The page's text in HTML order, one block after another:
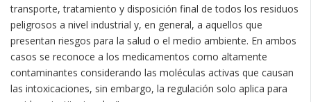
transporte, tratamiento y disposición final de todos los residuos
peligrosos a nivel industrial y, en general, a aquellos que
presentan riesgos para la salud o el medio ambiente. En ambos
casos se reconoce a los medicamentos como altamente
contaminantes considerando las moléculas activas que causan
las intoxicaciones, sin embargo, la regulación solo aplica para